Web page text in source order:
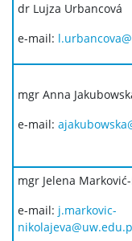
dr Lujza Urbancová
e-mail:
mgr Anna
e-mail:
mgr Jelena
e-mail: j.markovic-